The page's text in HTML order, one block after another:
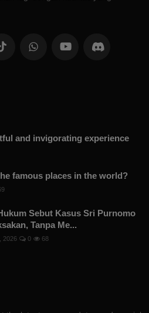
and invigorating experience
famous places in the world?
Sebut Kasus Sri Purnomo
Tanpa Me...
2026 0 68